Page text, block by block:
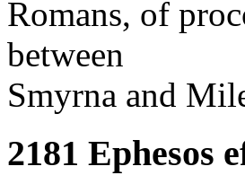
Romans, of
between
Smyrna and
2181 Ephesos